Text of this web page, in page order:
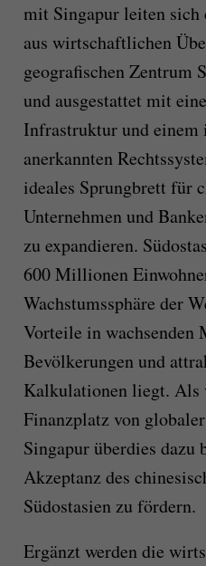
mit Singapur leiten
aus wirtschaftlichen
geografischen Zentrum
und ausgestattet mit
Infrastruktur und einem
anerkannten
ideales Sprungbrett für
Unternehmen und
zu expandieren.
600 Millionen
Wachstumssphäre der
Vorteile in wachsenden
Bevölkerungen und
Kalkulationen liegt.
Finanzplatz von
Singapur überdies dazu
Akzeptanz des
Südostasien zu fördern.
Ergänzt werden die